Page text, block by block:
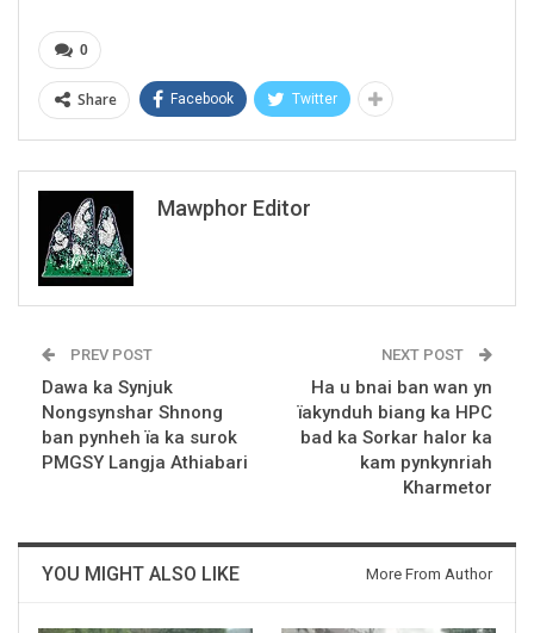
0
Share Facebook Twitter
Mawphor Editor
PREV POST
Dawa ka Synjuk
Nongsynshar Shnong
ban pynheh ïa ka surok
PMGSY Langja Athiabari
NEXT POST
Ha u bnai ban wan yn
ïakynduh biang ka HPC
bad ka Sorkar halor ka
kam pynkynriah
Kharmetor
YOU MIGHT ALSO LIKE More From Author